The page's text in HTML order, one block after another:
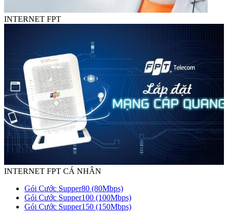
INTERNET FPT
INTERNET FPT CÁ NHÂN
Gói Cước Supper80 (80Mbps)
Gói Cước Supper100 (100Mbps)
Gói Cước Supper150 (150Mbps)